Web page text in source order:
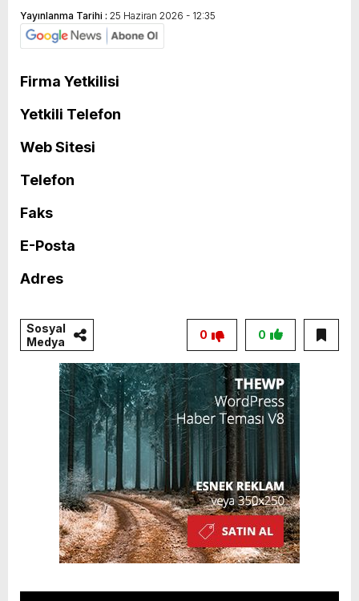
Yayınlanma Tarihi : 25 Haziran 2026 - 12:35
Firma Yetkilisi
Yetkili Telefon
Web Sitesi
Telefon
Faks
E-Posta
Adres
Sosyal
Medya
0
0